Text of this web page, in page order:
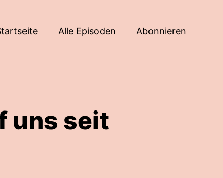
Alle Episoden Abonnieren
uns seit